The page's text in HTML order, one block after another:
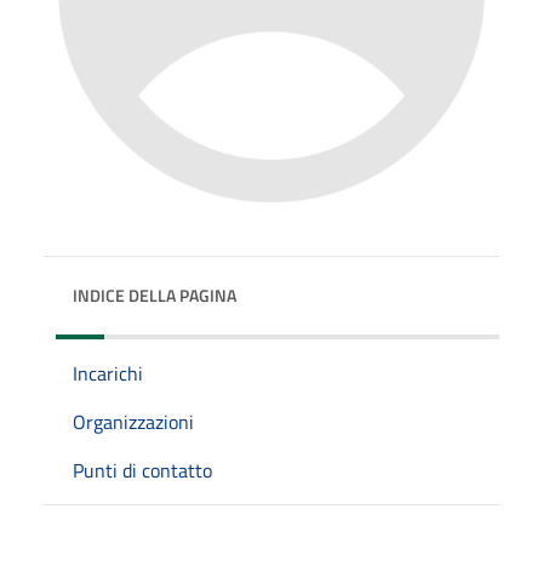
INDICE DELLA PAGINA
Incarichi
Organizzazioni
Punti di contatto